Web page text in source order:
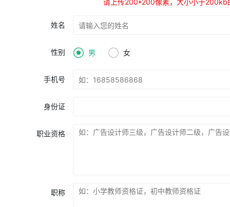
请上传200*200像素，大小小于200kb
姓名
性别 男 女
手机号
身份证
职业资格
职称